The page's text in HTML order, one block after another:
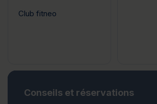
Club fitneo
Conseils et réservations